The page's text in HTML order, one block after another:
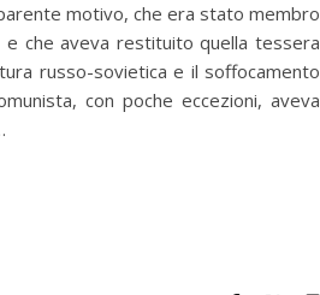
motivo, che era stato membro
che aveva restituito quella tessera
russo-sovietica e il soffocamento
con poche eccezioni, aveva